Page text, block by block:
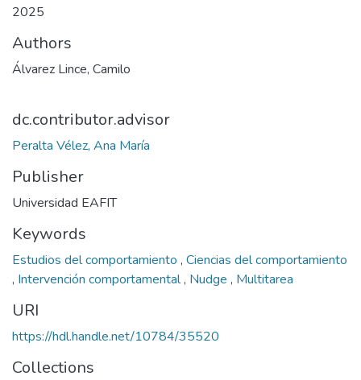
2025
Authors
Álvarez Lince, Camilo
dc.contributor.advisor
Peralta Vélez, Ana María
Publisher
Universidad EAFIT
Keywords
Estudios del comportamiento , Ciencias del comportamiento
, Intervención comportamental, Nudge , Multitarea
URI
https://hdl.handle.net/10784/35520
Collections